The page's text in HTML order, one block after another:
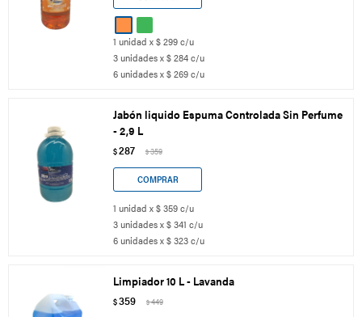
1 unidad x $ 299 c/u
3 unidades x $ 284 c/u
6 unidades x $ 269 c/u
Jabón liquido Espuma Controlada Sin Perfume
- 2,9 L
$287 $359
1 unidad x $ 359 c/u
3 unidades x $ 341 c/u
6 unidades x $ 323 c/u
Limpiador 10 L - Lavanda
$359 $449